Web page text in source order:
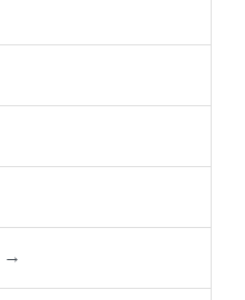
→